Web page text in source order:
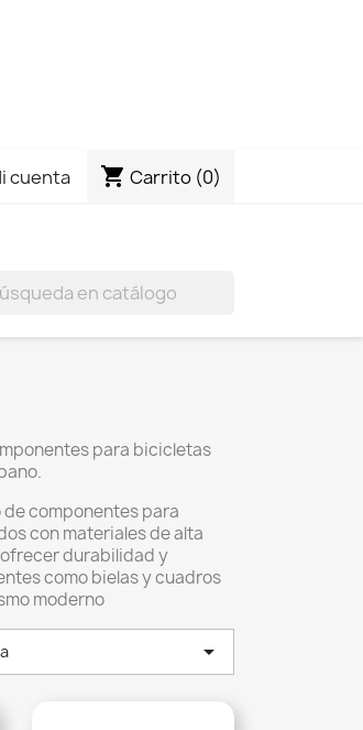
cuenta shopping_cart Carrito (0)
para bicicletas
de componentes para
con materiales de alta
durabilidad y
como bielas y cuadros
moderno
